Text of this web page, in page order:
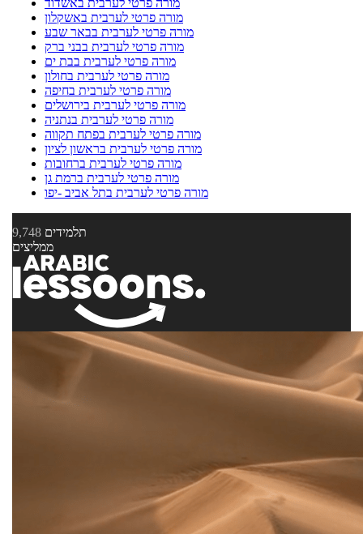
מורה פרטי לערבית באשקלון
מורה פרטי לערבית בבאר שבע
מורה פרטי לערבית בבני ברק
מורה פרטי לערבית בבת ים
מורה פרטי לערבית בחולון
מורה פרטי לערבית בחיפה
מורה פרטי לערבית בירושלים
מורה פרטי לערבית בנתניה
מורה פרטי לערבית בפתח תקווה
מורה פרטי לערבית בראשון לציון
מורה פרטי לערבית ברחובות
מורה פרטי לערבית ברמת גן
מורה פרטי לערבית בתל אביב -יפו
9,748 תלמידים
ממליצים